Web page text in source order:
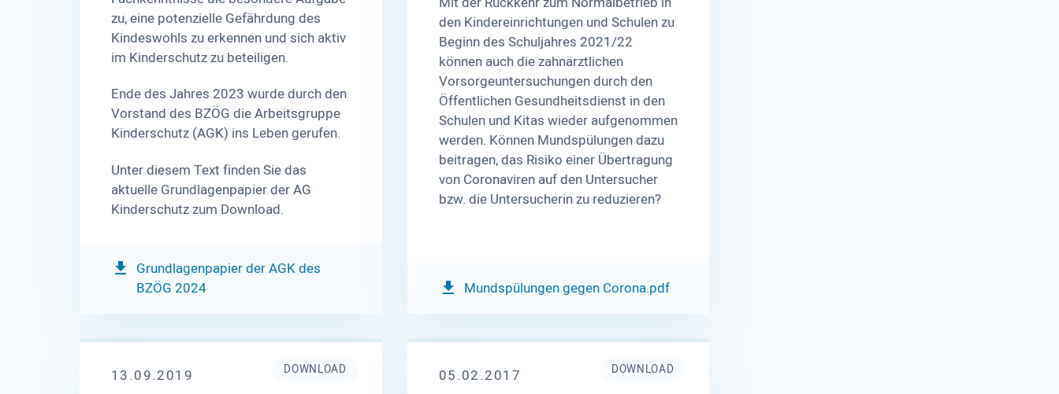
zu, eine potenzielle Gefährdung des
Kindeswohls zu erkennen und sich aktiv
im Kinderschutz zu beteiligen.
Ende des Jahres 2023 wurde durch den
Vorstand des BZÖG die Arbeitsgruppe
Kinderschutz (AGK) ins Leben gerufen.
Unter diesem Text finden Sie das
aktuelle Grundlagenpapier der AG
Kinderschutz zum Download.
Grundlagenpapier der AGK des
BZÖG 2024
den Kindereinrichtungen und Schulen zu
Beginn des Schuljahres 2021/22
können auch die zahnärztlichen
Vorsorgeuntersuchungen durch den
Öffentlichen Gesundheitsdienst in den
Schulen und Kitas wieder aufgenommen
werden. Können Mundspülungen dazu
beitragen, das Risiko einer Übertragung
von Coronaviren auf den Untersucher
bzw. die Untersucherin zu reduzieren?
Mundspülungen gegen Corona.pdf
DOWNLOAD
13.09.2019 DOWNLOAD
05.02.2017